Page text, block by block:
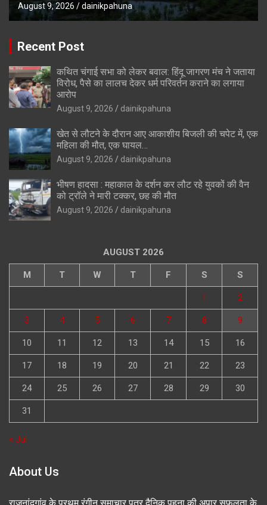
August 9, 2026 dainikpahuna
Recent Post
कथित चंगाई सभा को लेकर बवाल: हिंदू जागरण मंच ने जताया
विरोध, पैसे का लालच देकर धर्म परिवर्तन कराने का लगाया
आरोप
August 9, 2026 dainikpahuna
खेत से लौटने के दौरान आए आकाशीय बिजली की चपेट में, एक
महिला की मौत, एक घायल…
August 9, 2026 dainikpahuna
भीषण हादसा : महाकाल के दर्शन कर लौट रहे युवकों की वैन
को ट्रॉले ने मारी टक्कर, छह की मौत
August 9, 2026 dainikpahuna
AUGUST 2026
M T W T F S S
1 2
3 4 5 6 7 8 9
10 11 12 13 14 15 16
17 18 19 20 21 22 23
24 25 26 27 28 29 30
31
« Jul
About Us
राजनांदगांव के प्रथम रंगीन समाचार पत्र दैनिक पहुना की अपार सफलता के